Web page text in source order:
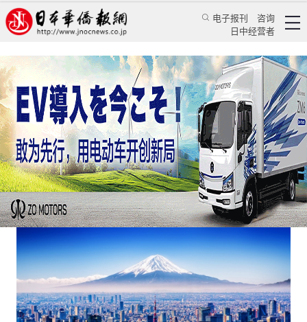
电子报刊
咨询
日中经营者
知道吗，日本还有个“创业签证”
颜丹丹 日本新闻 经济视野
日本华侨报 2023/5/25 02:42:19